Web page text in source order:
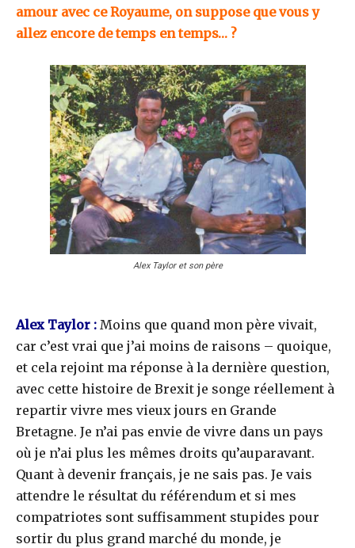
amour avec ce Royaume, on suppose que vous y
allez encore de temps en temps… ?
Alex Taylor et son père
Alex Taylor : Moins que quand mon père vivait,
car c’est vrai que j’ai moins de raisons – quoique,
et cela rejoint ma réponse à la dernière question,
avec cette histoire de Brexit je songe réellement à
repartir vivre mes vieux jours en Grande
Bretagne. Je n’ai pas envie de vivre dans un pays
où je n’ai plus les mêmes droits qu’auparavant.
Quant à devenir français, je ne sais pas. Je vais
attendre le résultat du référendum et si mes
compatriotes sont suffisamment stupides pour
sortir du plus grand marché du monde, je